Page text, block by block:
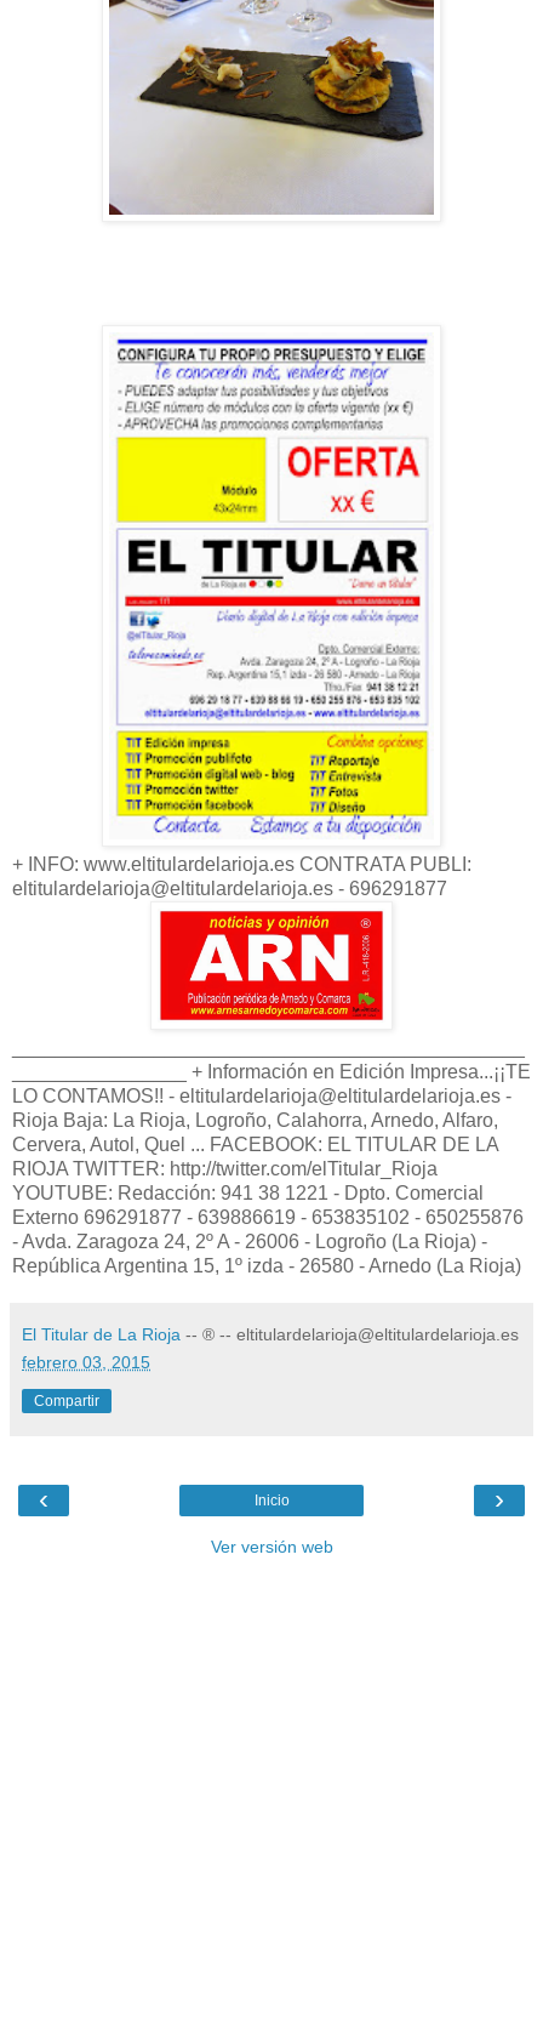
+ INFO: www.eltitulardelarioja.es CONTRATA PUBLI:
eltitulardelarioja@eltitulardelarioja.es - 696291877
________________ + Información en Edición Impresa...¡¡TE
LO CONTAMOS!! - eltitulardelarioja@eltitulardelarioja.es -
Rioja Baja: La Rioja, Logroño, Calahorra, Arnedo, Alfaro,
Cervera, Autol, Quel ... FACEBOOK: EL TITULAR DE LA
RIOJA TWITTER: http://twitter.com/elTitular_Rioja
YOUTUBE: Redacción: 941 38 1221 - Dpto. Comercial
Externo 696291877 - 639886619 - 653835102 - 650255876
- Avda. Zaragoza 24, 2º A - 26006 - Logroño (La Rioja) -
República Argentina 15, 1º izda - 26580 - Arnedo (La Rioja)
El Titular de La Rioja -- ® -- eltitulardelarioja@eltitulardelarioja.es
febrero 03, 2015
Compartir
‹ ›
Inicio
Ver versión web